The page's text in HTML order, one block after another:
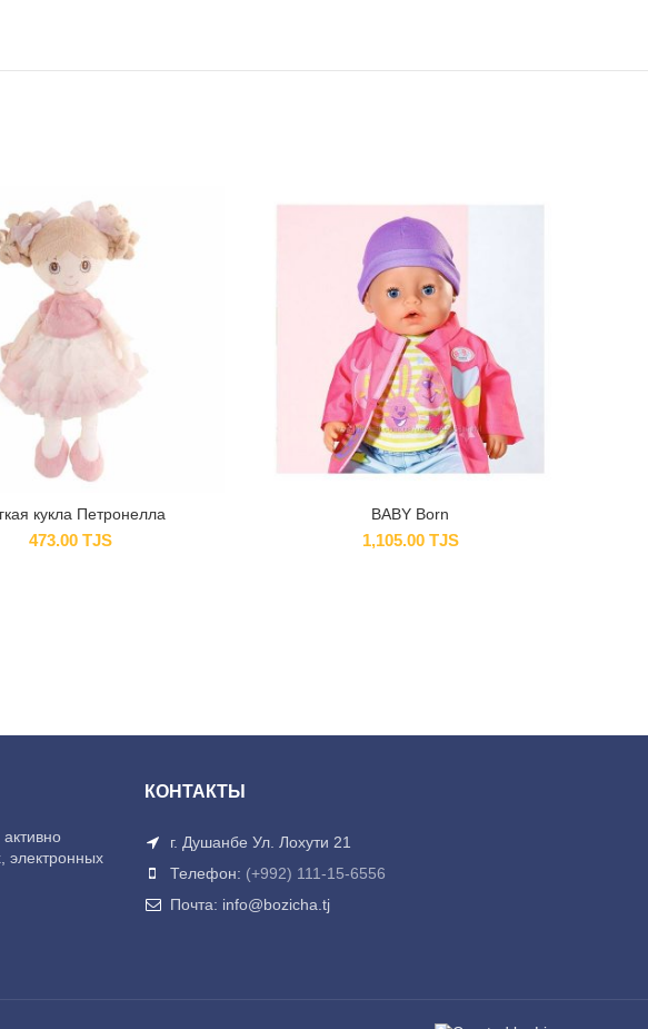
кукла Петронелла
473.00TJS
BABY Born
1,105.00 TJS
электронных
КОНТАКТЫ
г. Душанбе Ул. Лохути 21
Телефон: (+992) 111-15-6556
Почта: info@bozicha.tj